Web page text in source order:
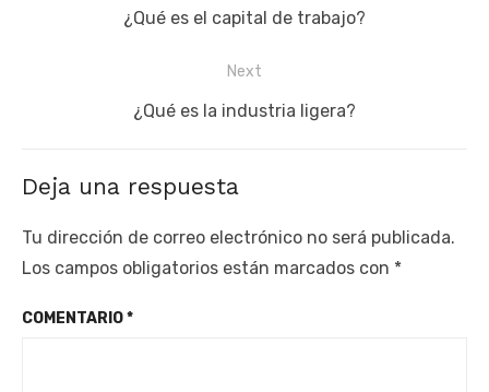
Previous
¿Qué es el capital de trabajo?
Next
Next
¿Qué es la industria ligera?
Deja una respuesta
Tu dirección de correo electrónico no será publicada.
Los campos obligatorios están marcados con *
COMENTARIO*